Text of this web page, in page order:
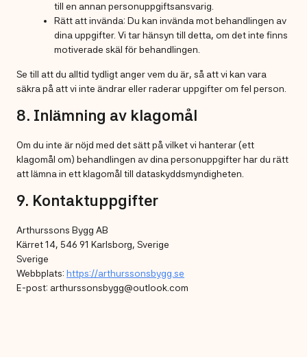
till en annan personuppgiftsansvarig.
Rätt att invända: Du kan invända mot behandlingen av
dina uppgifter. Vi tar hänsyn till detta, om det inte finns
motiverade skäl för behandlingen.
Se till att du alltid tydligt anger vem du är, så att vi kan vara
säkra på att vi inte ändrar eller raderar uppgifter om fel person.
8. Inlämning av klagomål
Om du inte är nöjd med det sätt på vilket vi hanterar (ett
klagomål om) behandlingen av dina personuppgifter har du rätt
att lämna in ett klagomål till dataskyddsmyndigheten.
9. Kontaktuppgifter
Arthurssons Bygg AB
Kärret 14, 546 91 Karlsborg, Sverige
Sverige
Webbplats: https://arthurssonsbygg.se
E-post: arthurssonsbygg@outlook.com